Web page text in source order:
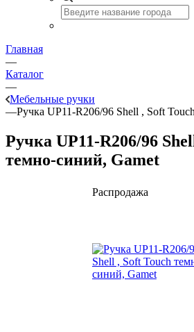
Главная
—
Каталог
—
Мебельные ручки
—Ручка UР11-R206/96 Shell , Soft
Ручка UР11-R206/96
темно-синий, Gamet
Распродажа